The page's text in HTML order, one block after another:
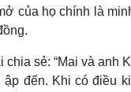
của họ chính là
chia sẻ: “Mai và anh
ập đến. Khi có điều